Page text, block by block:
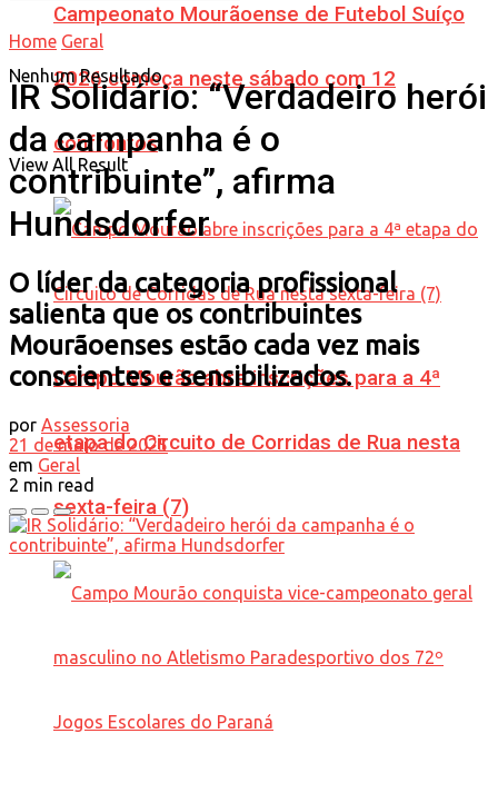
Campeonato Mourãoense de Futebol Suíço
2026 começa neste sábado com 12
confrontos
Campo Mourão abre inscrições para a 4ª
etapa do Circuito de Corridas de Rua nesta
sexta-feira (7)
Nenhum Resultado
View All Result
Home Geral
IR Solidário: “Verdadeiro herói
da campanha é o
contribuinte”, afirma
Hundsdorfer
O líder da categoria profissional
salienta que os contribuintes
Mourãoenses estão cada vez mais
conscientes e sensibilizados.
por Assessoria
21 de maio de 2025
em Geral
2 min read